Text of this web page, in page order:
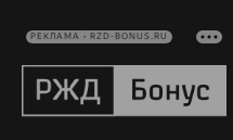
РЕКЛАМА • RZD-BONUS.RU